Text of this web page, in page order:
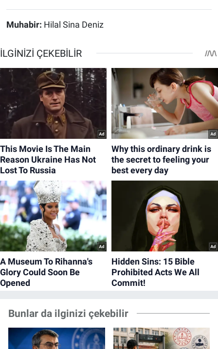
Muhabir: Hilal Sina Deniz
Bunlar da ilginizi çekebilir